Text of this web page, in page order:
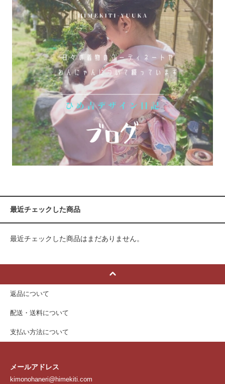
最近チェックした商品
最近チェックした商品はまだありません。
返品について
配送・送料について
支払い方法について
メールアドレス
kimonohaneri@himekiti.com